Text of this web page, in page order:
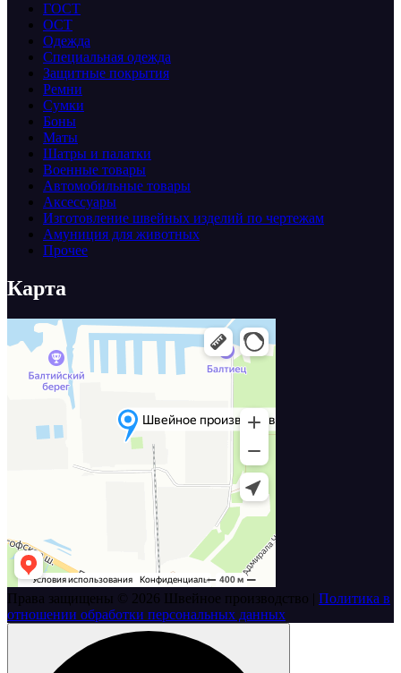
ГОСТ
ОСТ
Одежда
Специальная одежда
Защитные покрытия
Ремни
Сумки
Боны
Маты
Шатры и палатки
Военные товары
Автомобильные товары
Аксессуары
Изготовление швейных изделий по чертежам
Амуниция для животных
Прочее
Карта
Права защищены © 2026 Швейное производство | Политика в
отношении обработки персональных данных